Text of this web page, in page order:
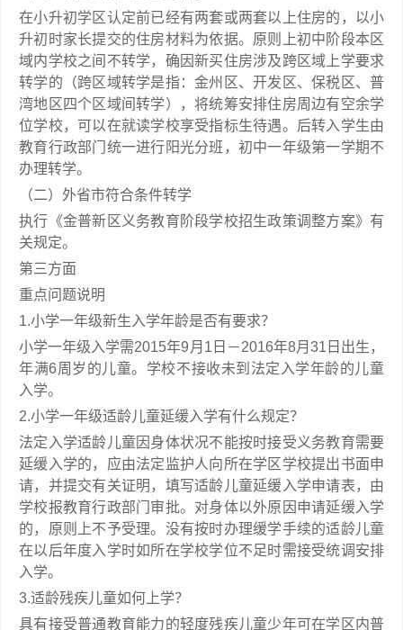
在小升初学区认定前已经有两套或两套以上住房的，以小
升初时家长提交的住房材料为依据。原则上初中阶段本区
域内学校之间不转学，确因新买住房涉及跨区域上学要求
转学的（跨区域转学是指：金州区、开发区、保税区、普
湾地区四个区域间转学），将统筹安排住房周边有空余学
位学校，可以在就读学校享受指标生待遇。后转入学生由
教育行政部门统一进行阳光分班，初中一年级第一学期不
办理转学。
（二）外省市符合条件转学
执行《金普新区义务教育阶段学校招生政策调整方案》有
关规定。
第三方面
重点问题说明
1.小学一年级新生入学年龄是否有要求？
小学一年级入学需2015年9月1日－2016年8月31日出生，
年满6周岁的儿童。学校不接收未到法定入学年龄的儿童
入学。
2.小学一年级适龄儿童延缓入学有什么规定？
法定入学适龄儿童因身体状况不能按时接受义务教育需要
延缓入学的，应由法定监护人向所在学区学校提出书面申
请，并提交有关证明，填写适龄儿童延缓入学申请表，由
学校报教育行政部门审批。对身体以外原因申请延缓入学
的，原则上不予受理。没有按时办理缓学手续的适龄儿童
在以后年度入学时如所在学校学位不足时需接受统调安排
入学。
3.适龄残疾儿童如何上学？
具有接受普通教育能力的轻度残疾儿童少年可在学区内普